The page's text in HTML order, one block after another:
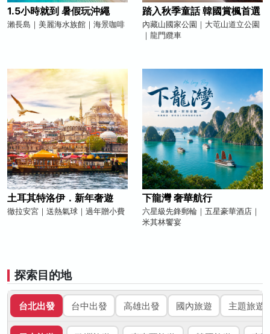
1.5小時就到 暑假玩沖繩
瀨長島｜美麗海水族館｜海景咖啡
踏入秋季童話 韓國賞楓首選
內藏山國家公園｜大芚山道立公園
｜龍門纜車
土耳其特洛伊．新年奢遊
徹拉安宮｜送熱氣球｜過年贈小費
下龍灣 奢華航行
六星級先鋒郵輪｜五星豪華酒店｜
米其林饗宴
探索目的地
台北出發 台中出發 高雄出發 國內旅遊 主題旅遊